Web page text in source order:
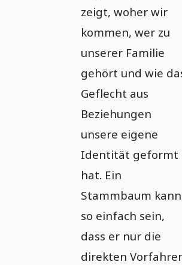
zeigt, woher wir
kommen, wer zu
unserer Familie
gehört und wie
Geflecht aus
Beziehungen
unsere eigene
Identität geformt
hat. Ein
Stammbaum kann
so einfach sein,
dass er nur die
direkten